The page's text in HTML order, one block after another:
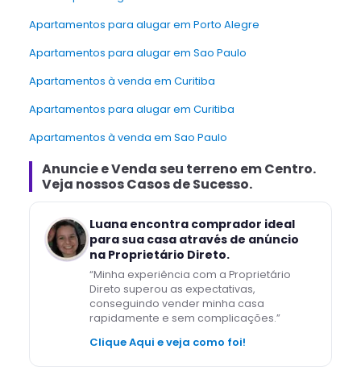
Apartamentos para alugar em Porto Alegre
Apartamentos para alugar em Sao Paulo
Apartamentos à venda em Curitiba
Apartamentos para alugar em Curitiba
Apartamentos à venda em Sao Paulo
Anuncie e Venda seu terreno emCentro.
Veja nossos Casos de Sucesso.
Luana encontra comprador ideal
para sua casa através de anúncio
na Proprietário Direto.
“Minha experiência com a Proprietário
Direto superou as expectativas,
conseguindo vender minha casa
rapidamente e sem complicações.”
Clique Aqui e veja como foi!